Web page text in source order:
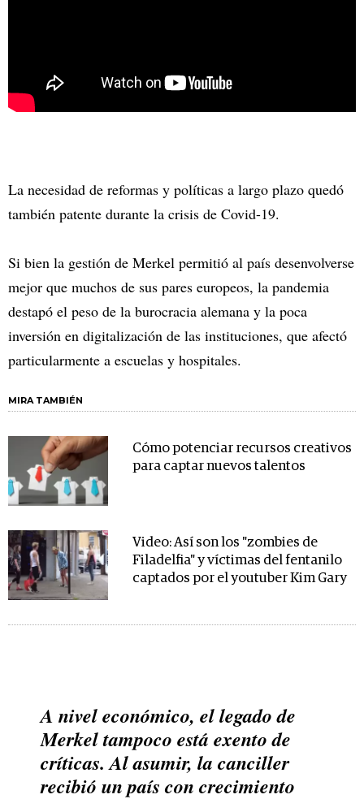
La necesidad de reformas y políticas a largo plazo quedó
también patente durante la crisis de Covid-19.
Si bien la gestión de Merkel permitió al país desenvolverse
mejor que muchos de sus pares europeos, la pandemia
destapó el peso de la burocracia alemana y la poca
inversión en digitalización de las instituciones, que afectó
particularmente a escuelas y hospitales.
MIRA TAMBIÉN
Cómo potenciar recursos creativos
para captar nuevos talentos
Video: Así son los "zombies de
Filadelfia" y víctimas del fentanilo
captados por el youtuber Kim Gary
A nivel económico, el legado de
Merkel tampoco está exento de
críticas. Al asumir, la canciller
recibió un país con crecimiento